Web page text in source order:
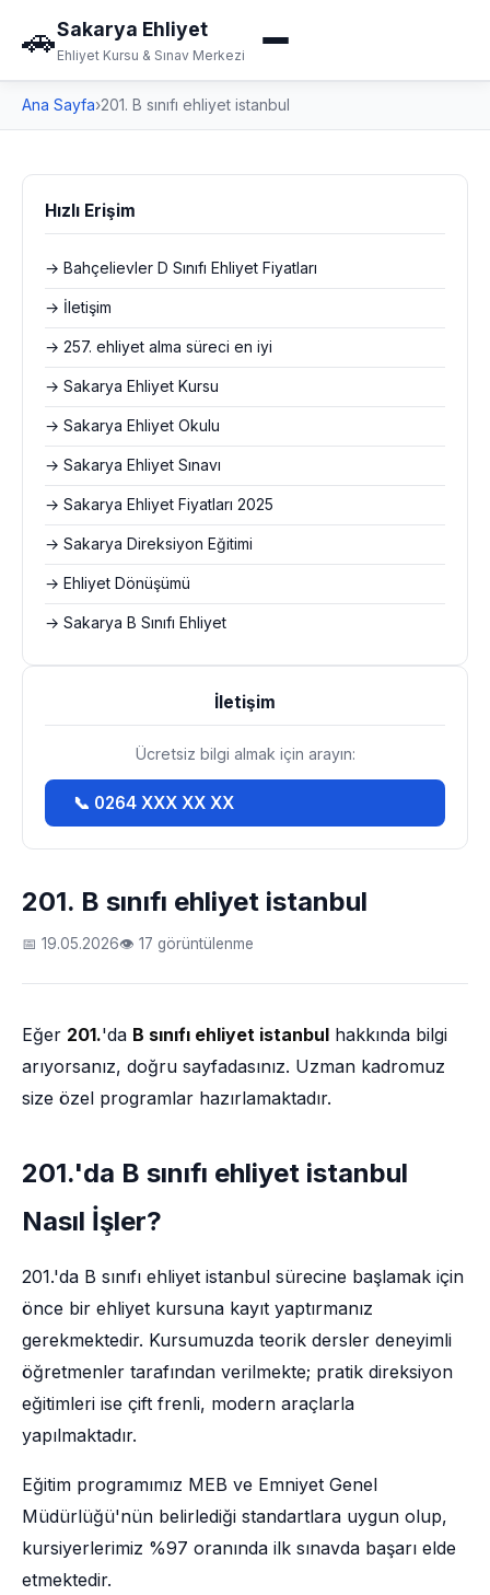
🚗Sakarya Ehliyet
Ehliyet Kursu & Sınav Merkezi
Ana Sayfa›201. B sınıfı ehliyet istanbul
201. B sınıfı ehliyet istanbul
📅 19.05.2026👁 17 görüntülenme
Eğer 201.'da B sınıfı ehliyet istanbul hakkında bilgi
arıyorsanız, doğru sayfadasınız. Uzman kadromuz
size özel programlar hazırlamaktadır.
201.'da B sınıfı ehliyet istanbul
Nasıl İşler?
201.'da B sınıfı ehliyet istanbul sürecine başlamak için
önce bir ehliyet kursuna kayıt yaptırmanız
gerekmektedir. Kursumuzda teorik dersler deneyimli
öğretmenler tarafından verilmekte; pratik direksiyon
eğitimleri ise çift frenli, modern araçlarla
yapılmaktadır.
Eğitim programımız MEB ve Emniyet Genel
Müdürlüğü'nün belirlediği standartlara uygun olup,
kursiyerlerimiz %97 oranında ilk sınavda başarı elde
etmektedir.
Hızlı Erişim
→ Bahçelievler D Sınıfı Ehliyet Fiyatları
→ İletişim
→ 257. ehliyet alma süreci en iyi
→ Sakarya Ehliyet Kursu
→ Sakarya Ehliyet Okulu
→ Sakarya Ehliyet Sınavı
→ Sakarya Ehliyet Fiyatları 2025
→ Sakarya Direksiyon Eğitimi
→ Ehliyet Dönüşümü
→ Sakarya B Sınıfı Ehliyet
İletişim
Ücretsiz bilgi almak için arayın:
📞 0264 XXX XX XX